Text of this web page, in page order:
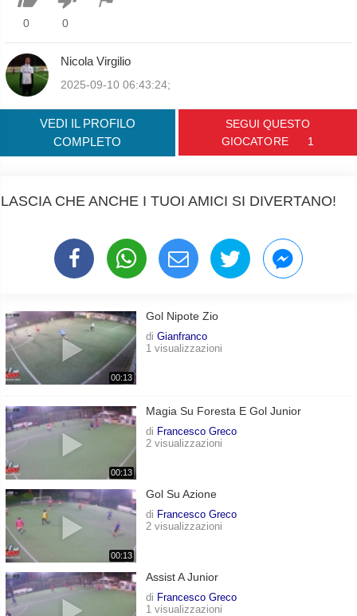
0 0
Nicola Virgilio
2025-09-10 06:43:24;
VEDI IL PROFILO
COMPLETO
SEGUI QUESTO
GIOCATORE
1
LASCIA CHE ANCHE I TUOI AMICI SI DIVERTANO!
00:13
Gol Nipote Zio
di Gianfranco
1 visualizzazioni
00:13
Magia Su Foresta E Gol Junior
di Francesco Greco
2 visualizzazioni
00:13
Gol Su Azione
di Francesco Greco
2 visualizzazioni
Assist A Junior
di Francesco Greco
1 visualizzazioni